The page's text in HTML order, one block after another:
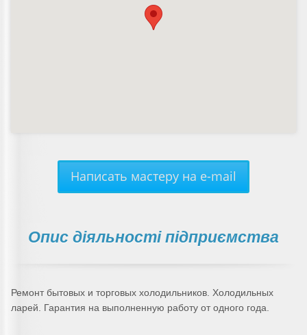
Написать мастеру на e-mail
Опис діяльності підприємства
Ремонт бытовых и торговых холодильников. Холодильных
ларей. Гарантия на выполненную работу от одного года.